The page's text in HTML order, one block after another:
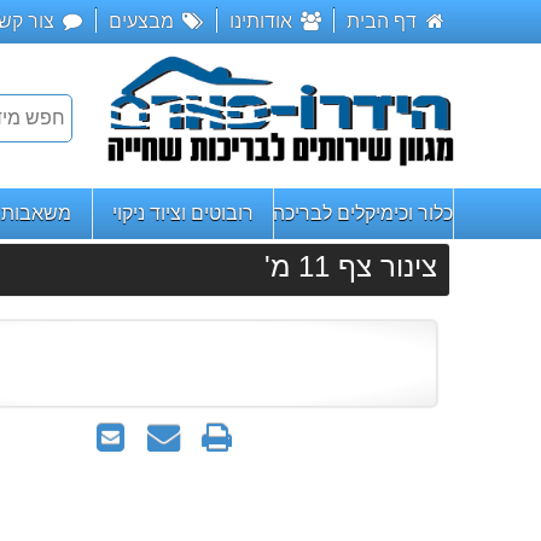
דף הבית אודותינו מבצעים צור
כלור וכימיקלים לבריכה רובוטים וציוד ניקוי משאבות
צינור צף 11 מ'
שלח
שאל